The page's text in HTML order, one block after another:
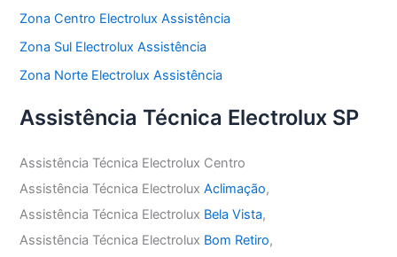
Zona Centro Electrolux Assistência
Zona Sul Electrolux Assistência
Zona Norte Electrolux Assistência
Assistência Técnica Electrolux SP
Assistência Técnica Electrolux Centro
Assistência Técnica ElectroluxAclimação,
Assistência Técnica Electrolux Bela Vista,
Assistência Técnica Electrolux Bom Retiro,